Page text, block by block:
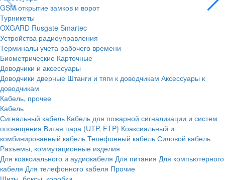
GSM открытие замков и ворот
Турникеты
OXGARD Rusgate Smartec
Устройства радиоуправления
Терминалы учета рабочего времени
Биометрические Карточные
Доводчики и аксессуары
Доводчики дверные Штанги и тяги к доводчикам Аксессуары к
доводчикам
Кабель, прочее
Кабель
Сигнальный кабель Кабель для пожарной сигнализации и систем
оповещения Витая пара (UTP, FTP) Коаксиальный и
комбинированный кабель Телефонный кабель Силовой кабель
Разъемы, коммутационные изделия
Для коаксиального и аудиокабеля Для питания Для компьютерного
кабеля Для телефонного кабеля Прочие